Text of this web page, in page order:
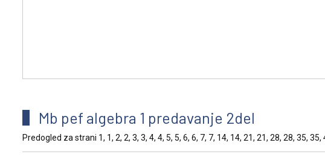
Mb pef algebra 1 predavanje 2del
Predogled za strani 1, 1, 2, 2, 3, 3, 4, 4, 5, 5, 6, 6, 7, 7, 14, 14, 21, 21, 28, 28, 35,